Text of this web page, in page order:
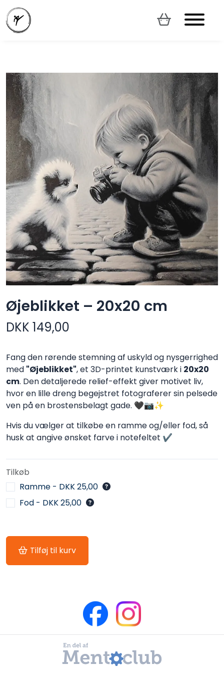
Øjeblikket – 20x20 cm
DKK 149,00
Fang den rørende stemning af uskyld og nysgerrighed
med "Øjeblikket", et 3D-printet kunstværk i 20x20
cm. Den detaljerede relief-effekt giver motivet liv,
hvor en lille dreng begejstret fotograferer sin pelsede
ven på en brostensbelagt gade. 🖤📷✨
Hvis du vælger at tilkøbe en ramme og/eller fod, så
husk at angive ønsket farve i notefeltet ✔️
Tilkøb
Ramme - DKK 25,00
Fod - DKK 25,00
Tilføj til kurv